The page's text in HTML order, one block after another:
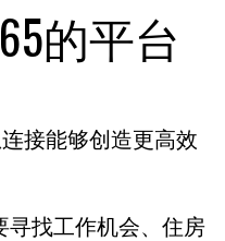
的平台
接能够创造更高效
寻找工作机会、住房